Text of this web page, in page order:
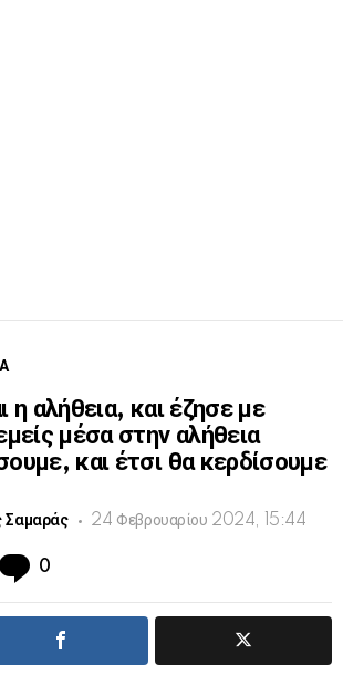
η αλήθεια, και έζησε με
μέσα στην αλήθεια
και έτσι θα κερδίσουμε
Σαμαράς 24 Φεβρουαρίου 2024, 15:44
0